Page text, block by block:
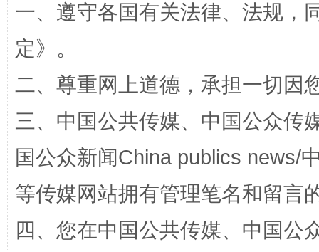
规模最大的光氢储一体化项目 走
一、遵守各国有关法律、法规，
定》。
二、尊重网上道德，承担一切因
三、中国公共传媒、中国公众传
国公众新闻China publics news/
等传媒网站拥有管理笔名和留言
四、您在中国公共传媒、中国公